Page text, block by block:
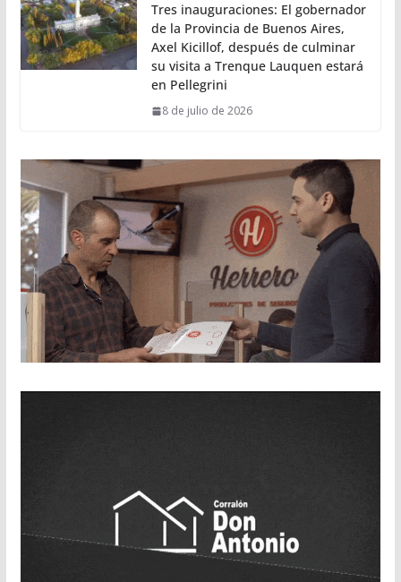
Tres inauguraciones: El gobernador
de la Provincia de Buenos Aires,
Axel Kicillof, después de culminar
su visita a Trenque Lauquen estará
en Pellegrini
8 de julio de 2026